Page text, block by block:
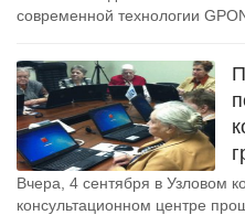
современной технологии
Вчера, 4 сентября в Узловом
консультационном центре